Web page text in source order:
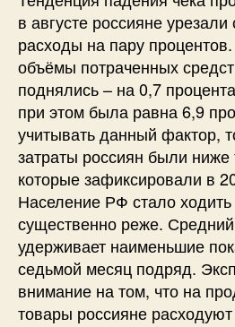
в августе россияне
расходы на пару
объёмы потраченных
поднялись – на 0,7
при этом была равна 6,9
учитывать данный фактор,
затраты россиян были ниже
которые зафиксировали в
Население РФ стало
существенно реже.
удерживает наименьшие
седьмой месяц подряд.
внимание на том, что на
товары россияне